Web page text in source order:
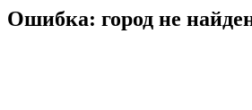
Ошибка: город не